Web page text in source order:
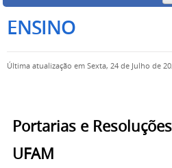
ENSINO
Última atualização em Sexta, 24 de Julho de
Portarias e Resoluções
UFAM